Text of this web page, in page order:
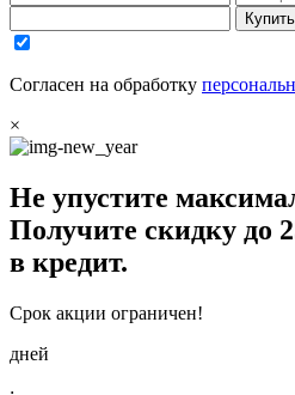
Согласен на обработку
×
Не упустите
Получите скидку до
в кредит.
Срок акции ограничен!
дней